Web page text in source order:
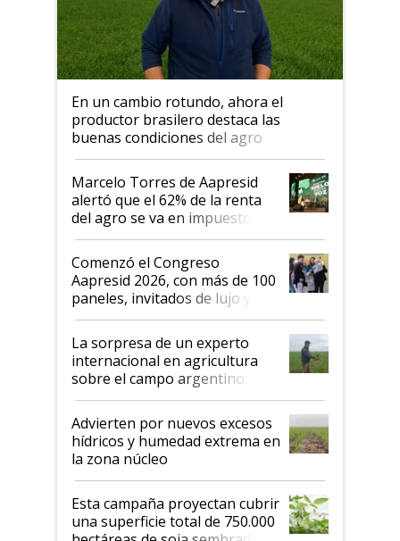
En un cambio rotundo, ahora el
productor brasilero destaca las
buenas condiciones del agro
argentino para invertir: "Los veo
más motivados"
Marcelo Torres de Aapresid
alertó que el 62% de la renta
del agro se va en impuestos:
"No es bueno que en
Argentina se sigan discutiendo
las mismas cosas de hace 50
años"
Comenzó el Congreso
Aapresid 2026, con más de 100
paneles, invitados de lujo y
todas las tendencias
La sorpresa de un experto
internacional en agricultura
sobre el campo argentino:
"Estoy muy impresionado"
Advierten por nuevos excesos
hídricos y humedad extrema en
la zona núcleo
Esta campaña proyectan cubrir
una superficie total de 750.000